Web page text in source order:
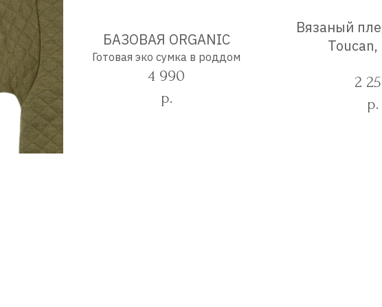
БАЗОВАЯ ORGANIC
Готовая эко сумка в роддом
4 990
р.
Вязаный
2
р.